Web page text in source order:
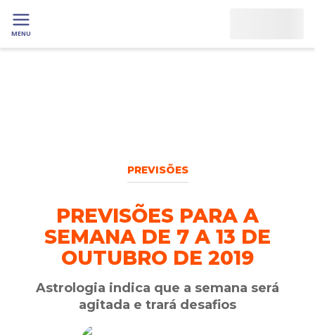
MENU
PREVISÕES
PREVISÕES PARA A
SEMANA DE 7 A 13 DE
OUTUBRO DE 2019
Astrologia indica que a semana será
agitada e trará desafios